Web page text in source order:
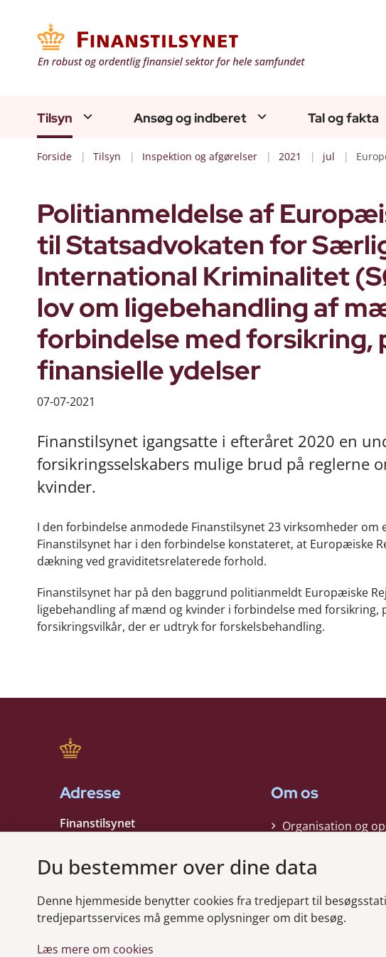
Tilsyn Ansøg og indberet Tal og fakta
Forside Tilsyn Inspektion og afgørelser 2021 jul
Politianmeldelse af
til Statsadvokaten for
International Kriminalitet
lov om ligebehandling af
forbindelse med forsikring,
finansielle ydelser
07-07-2021
Finanstilsynet igangsatte i efteråret 2020 en
forsikringsselskabers mulige brud på reglerne
kvinder.
I den forbindelse anmodede Finanstilsynet 23 virksomheder
Finanstilsynet har i den forbindelse konstateret, at Europæiske
dækning ved graviditetsrelaterede forhold.
Finanstilsynet har på den baggrund politianmeldt Europæiske
ligebehandling af mænd og kvinder i forbindelse med forsikring,
forsikringsvilkår, der er udtryk for forskelsbehandling.
Adresse
Finanstilsynet
1401 København K
CVR nummer:10598184
Om os
Organisation og
Kontakt
Modtag nyheder
Du bestemmer over dine data
Denne hjemmeside benytter cookies fra tredjepart til
tredjepartsservices må gemme oplysninger om dit besøg.
Læs mere om cookies